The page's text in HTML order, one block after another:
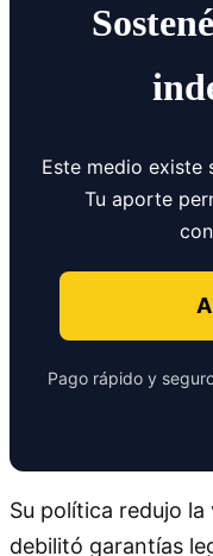
Este medio existe
Tu aporte
Pago rápido y
Su política redujo
debilitó garantías